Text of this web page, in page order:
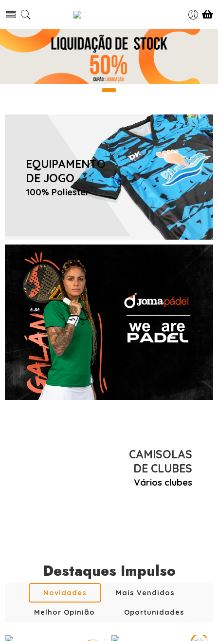
EQUIPAMENTO
DE JOGO
100% Poliester
CAMISOLAS
DE CLUBES
Vários clubes
Destaques Impulso
Novidades Mais Vendidos
Melhor Opinião Oportunidades